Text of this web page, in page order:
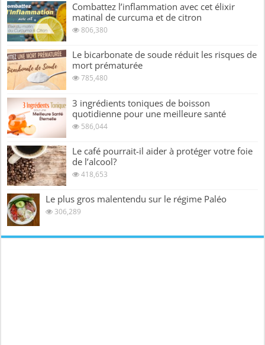
Combattez l’inflammation avec cet élixir
matinal de curcuma et de citron
806,380
Le bicarbonate de soude réduit les risques de
mort prématurée
785,480
3 ingrédients toniques de boisson
quotidienne pour une meilleure santé
586,044
Le café pourrait-il aider à protéger votre foie
de l’alcool?
418,653
Le plus gros malentendu sur le régime Paléo
306,289